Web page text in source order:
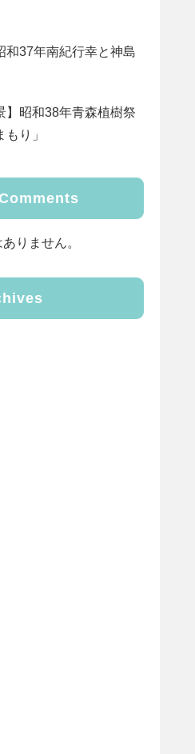
和37年南紀行幸と神島
】昭和38年青森植樹祭
り」
りません。